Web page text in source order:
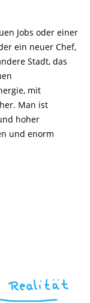
Jobs oder einer
ein neuer Chef,
Stadt, das
mit
Man ist
hoher
und enorm